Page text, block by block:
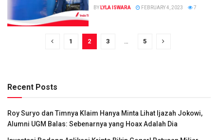
BY LYLA ISWARA FEBRUARY 4, 2023 7
1 2 3 5
Recent Posts
Roy Suryo dan Timnya Klaim Hanya Minta Lihat Ijazah Jokowi,
Alumni UGM Balas: Sebenarnya yang Hoax Adalah Dia